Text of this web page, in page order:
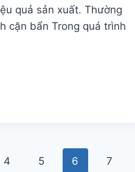
quả sản xuất. Thường
cặn bẩn Trong quá trình
4 5 6 7